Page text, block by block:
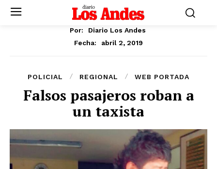
Por:
Diario Los Andes
Fecha:
abril 2, 2019
POLICIAL REGIONAL WEB PORTADA
Falsos pasajeros roban a
un taxista